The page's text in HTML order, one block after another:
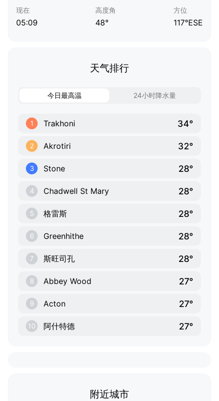
现在
05:09
高度角
48°
方位
117°ESE
天气排行
今日最高温 24小时降水量
1 Trakhoni 34°
2 Akrotiri 32°
3 Stone 28°
4 Chadwell St Mary 28°
5 格雷斯 28°
6 Greenhithe 28°
7 斯旺司孔 28°
8 Abbey Wood 27°
9 Acton 27°
10 阿什特德 27°
附近城市